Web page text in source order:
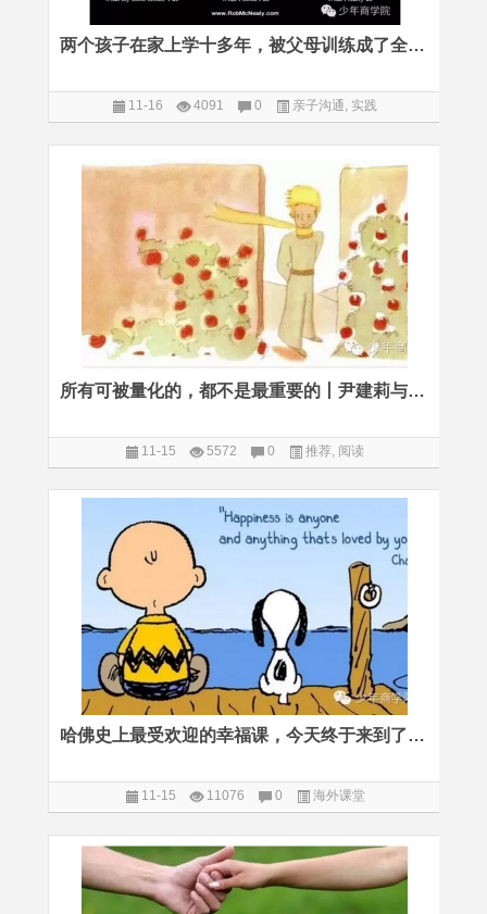
两个孩子在家上学十多年，被父母训练成了全能型创客
11-16 4091 0 亲子沟通, 实践
所有可被量化的，都不是最重要的丨尹建莉与《小王子》
11-15 5572 0 推荐, 阅读
哈佛史上最受欢迎的幸福课，今天终于来到了家门口
11-15 11076 0 海外课堂